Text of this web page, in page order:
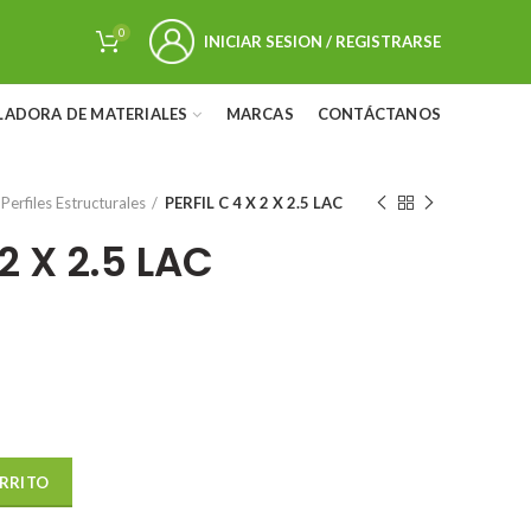
0 INICIAR SESION / REGISTRARSE
DE MATERIALES MARCAS CONTÁCTANOS
Perfiles Estructurales PERFIL C 4 X 2 X 2.5 LAC
X 2.5 LAC